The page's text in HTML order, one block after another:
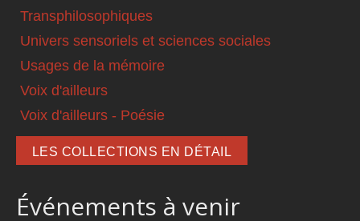
Transphilosophiques
Univers sensoriels et sciences sociales
Usages de la mémoire
Voix d'ailleurs
Voix d'ailleurs - Poésie
LES COLLECTIONS EN DÉTAIL
Événements à venir